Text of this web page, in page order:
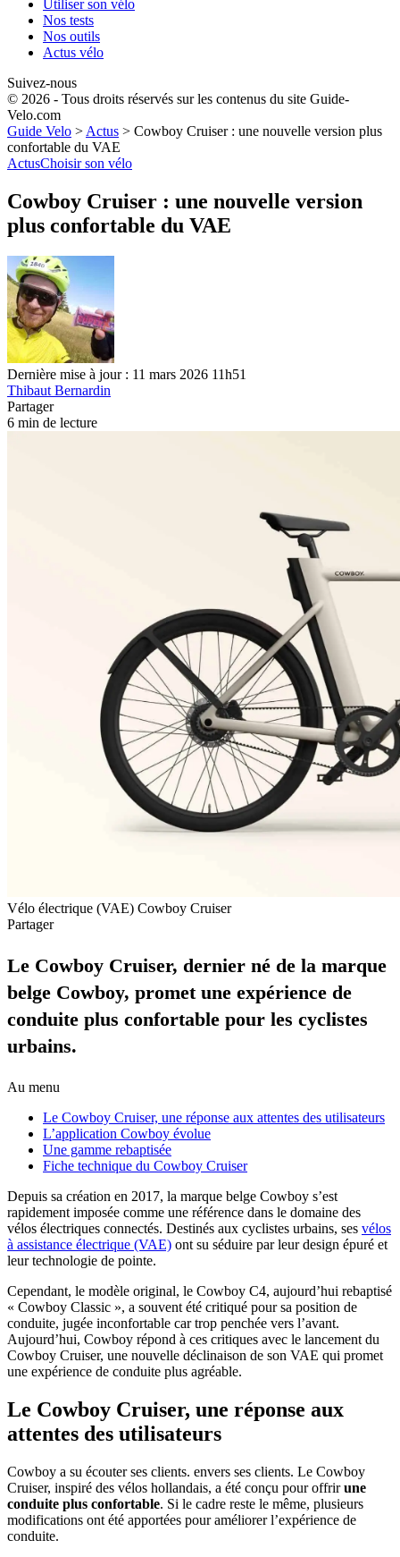
Utiliser son vélo
Nos tests
Nos outils
Actus vélo
Suivez-nous
© 2026 - Tous droits réservés sur les contenus du site Guide-
Velo.com
Guide Velo > Actus > Cowboy Cruiser : une nouvelle version plus
confortable du VAE
ActusChoisir son vélo
Cowboy Cruiser : une nouvelle version
plus confortable du VAE
Dernière mise à jour : 11 mars 2026 11h51
Thibaut Bernardin
Partager
6 min de lecture
Vélo électrique (VAE) Cowboy Cruiser
Partager
Le Cowboy Cruiser, dernier né de la marque
belge Cowboy, promet une expérience de
conduite plus confortable pour les cyclistes
urbains.
Au menu
Le Cowboy Cruiser, une réponse aux attentes des utilisateurs
L’application Cowboy évolue
Une gamme rebaptisée
Fiche technique du Cowboy Cruiser
Depuis sa création en 2017, la marque belge Cowboy s’est
rapidement imposée comme une référence dans le domaine des
vélos électriques connectés. Destinés aux cyclistes urbains, ses vélos
à assistance électrique (VAE) ont su séduire par leur design épuré et
leur technologie de pointe.
Cependant, le modèle original, le Cowboy C4, aujourd’hui rebaptisé
« Cowboy Classic », a souvent été critiqué pour sa position de
conduite, jugée inconfortable car trop penchée vers l’avant.
Aujourd’hui, Cowboy répond à ces critiques avec le lancement du
Cowboy Cruiser, une nouvelle déclinaison de son VAE qui promet
une expérience de conduite plus agréable.
Le Cowboy Cruiser, une réponse aux
attentes des utilisateurs
Cowboy a su écouter ses clients. envers ses clients. Le Cowboy
Cruiser, inspiré des vélos hollandais, a été conçu pour offrirune
conduite plus confortable. Si le cadre reste le même, plusieurs
modifications ont été apportées pour améliorer l’expérience de
conduite.